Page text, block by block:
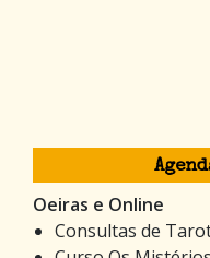
Oeiras e Online
Consultas de